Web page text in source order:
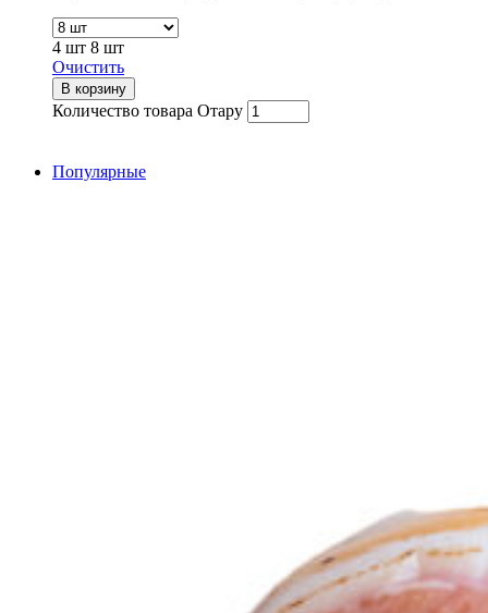
4 шт 8 шт
Очистить
В корзину
Количество товара Отару
Популярные